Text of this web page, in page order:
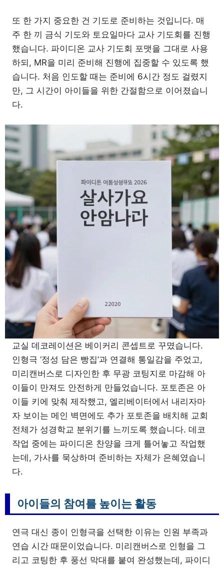
또 한 가지 중요한 건 기도로 준비하는 것입니다. 매
주 한 끼 금식 기도와 토요일마다 교사 기도회를 진행
했습니다. 파이디온 교사 기도회 포맷을 그대로 사용
하되, MR을 미리 준비해 진행에 집중할 수 있도록 했
습니다. 처음 인도할 때는 준비에 6시간 정도 걸렸지
만, 그 시간이 아이들을 위한 간절함으로 이어졌습니
다.
교실 데코레이션은 베이커리 콘셉트로 꾸몄습니다.
인형극 ‘정성 담은 빵집’과 연결해 통일감을 주었고,
미리캔버스로 디자인한 후 무광 코팅지로 마감해 아
이들이 만져도 안전하게 만들었습니다. 포토존은 아
이들 키에 맞춰 제작했고, 엘리베이터에서 내리자마
자 보이는 메인 벽면에도 추가 포토존을 배치해 교회
전체가 성경학교 분위기를 느끼도록 했습니다. 데코
작업 중에는 파이디온 찬양을 크게 틀어놓고 작업했
는데, 가사를 묵상하며 준비하는 자체가 은혜였습니
다.
아이들의 참여를 높이는 활동
연극 대신 종이 인형극을 선택한 이유는 인원 부족과
연습 시간 때문이었습니다. 미리캔버스로 인형을 그
리고 코팅한 후 풍선 막대를 붙여 완성했는데, 파이디